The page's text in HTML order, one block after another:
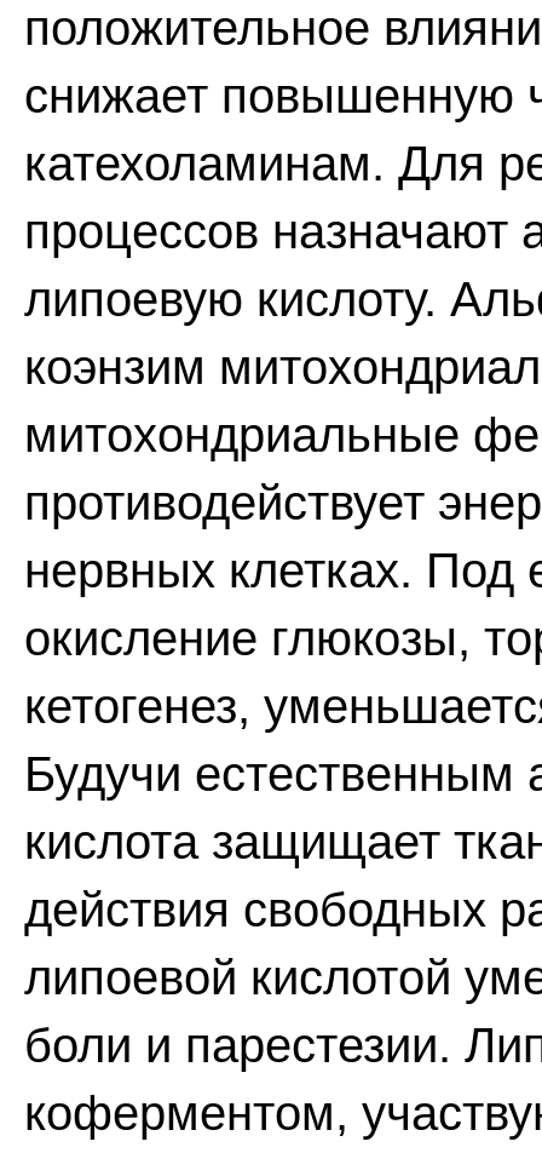
положительное
снижает повышенную
катехоламинам. Для
процессов назначают
липоевую кислоту.
коэнзим
митохондриальные
противодействует
нервных клетках.
окисление глюкозы,
кетогенез,
Будучи естественным
кислота защищает
действия свободных
липоевой кислотой
боли и парестезии.
коферментом,